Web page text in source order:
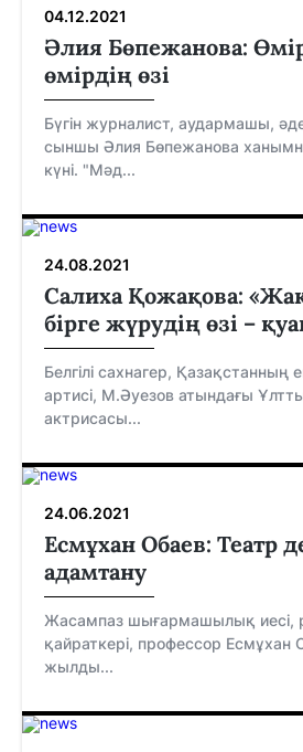
04.12.2021
Әлия Бөпежанова:
өмірдің өзі
Бүгін журналист, аудармашы,
сыншы Әлия Бөпежанова
күні. "Мәд...
24.08.2021
Салиха Қожақова:
бірге жүрудің өзі –
Белгілі сахнагер, Қазақстанның
артисі, М.Әуезов атындағы
актрисасы...
24.06.2021
Есмұхан Обаев: Театр
адамтану
Жасампаз шығармашылық иесі,
қайраткері, профессор Есмұхан
жылды...